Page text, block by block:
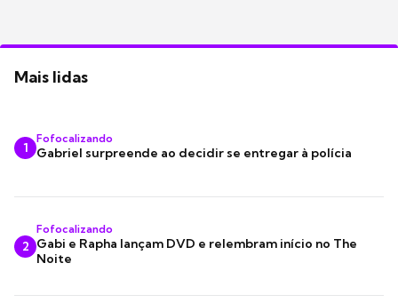
Mais lidas
1
Fofocalizando
Gabriel surpreende ao decidir se entregar à polícia
2
Fofocalizando
Gabi e Rapha lançam DVD e relembram início no The
Noite